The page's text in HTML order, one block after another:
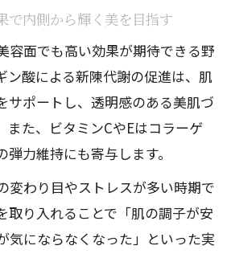
立つアスパラガスの秘密
スの美容効果が美肌作りをサ
でアスパラガスが肌を守る仕
スの効果的な摂取でシミ予防
スの栄養素がコラーゲン生成
で内側から輝く美を目指す
容面でも高い効果が期待できる野
ン酸による新陳代謝の促進は、肌
サポートし、透明感のある美肌づ
また、ビタミンCやEはコラーゲ
力維持にも寄与します。
変わり目やストレスが多い時期で
取り入れることで「肌の調子が安
気にならなくなった」といった実